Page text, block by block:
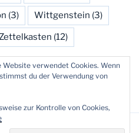
(3) Wittgenstein (3)
(12)
Website verwendet Cookies. Wenn
du der Verwendung von
zur Kontrolle von Cookies,